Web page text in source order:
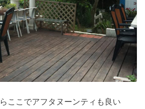
ここでアフタヌーンティも良い